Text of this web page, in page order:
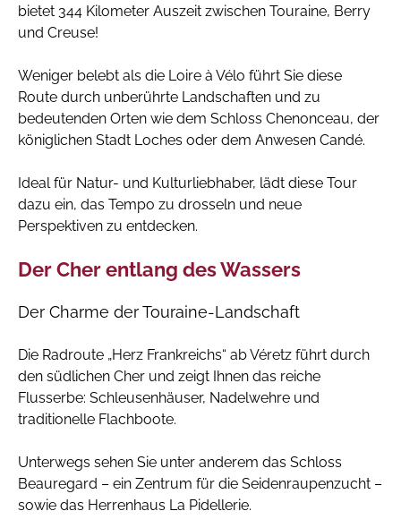
bietet 344 Kilometer Auszeit zwischen Touraine, Berry
und Creuse!
Weniger belebt als die Loire à Vélo führt Sie diese
Route durch unberührte Landschaften und zu
bedeutenden Orten wie dem Schloss Chenonceau, der
königlichen Stadt Loches oder dem Anwesen Candé.
Ideal für Natur- und Kulturliebhaber, lädt diese Tour
dazu ein, das Tempo zu drosseln und neue
Perspektiven zu entdecken.
Der Cher entlang des Wassers
Der Charme der Touraine-Landschaft
Die Radroute „Herz Frankreichs“ ab Véretz führt durch
den südlichen Cher und zeigt Ihnen das reiche
Flusserbe: Schleusenhäuser, Nadelwehre und
traditionelle Flachboote.
Unterwegs sehen Sie unter anderem das Schloss
Beauregard – ein Zentrum für die Seidenraupenzucht –
sowie das Herrenhaus La Pidellerie.